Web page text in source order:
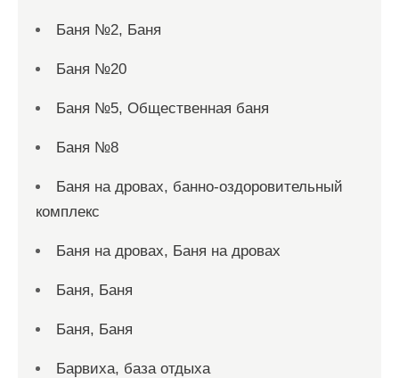
Баня №2, Баня
Баня №20
Баня №5, Общественная баня
Баня №8
Баня на дровах, банно-оздоровительный
комплекс
Баня на дровах, Баня на дровах
Баня, Баня
Баня, Баня
Барвиха, база отдыха